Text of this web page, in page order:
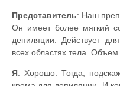
Представитель: Наш
Он имеет более мягкий
депиляции. Действует
всех областях тела. Объем
Я: Хорошо. Тогда,